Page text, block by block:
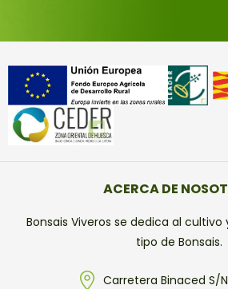
ACERCA DE
Bonsais Viveros se dedica al
tipo de Bonsais.
Carretera Binaced S/